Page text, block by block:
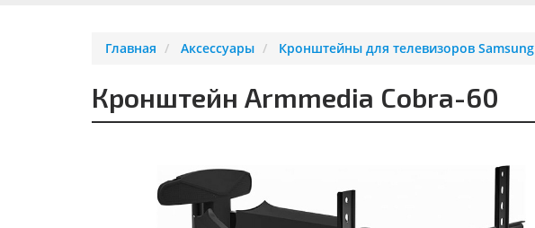
Главная Аксессуары Кронштейны для телевизоров Samsung
Кронштейн Armmedia Cobra-60